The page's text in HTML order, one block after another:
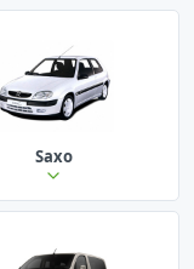
Saxo